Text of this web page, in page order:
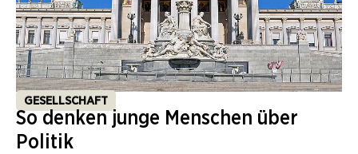
GESELLSCHAFT
So denken junge Menschen über
Politik